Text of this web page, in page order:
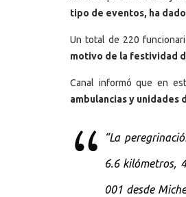
tipo de eventos, ha
Un total de 220
motivo de la festividad
Canal informó que en
ambulancias y unidades
“La
6.6 kilómetros,
001 desde